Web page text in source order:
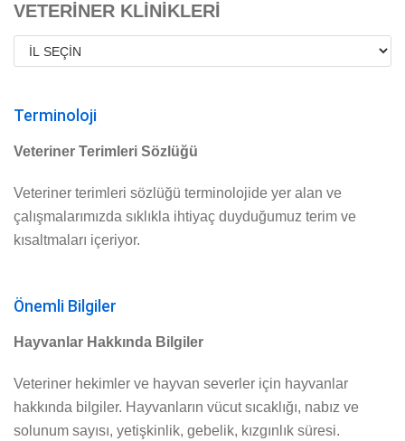
VETERİNER KLİNİKLERİ
Terminoloji
Veteriner Terimleri Sözlüğü
Veteriner terimleri sözlüğü terminolojide yer alan ve
çalışmalarımızda sıklıkla ihtiyaç duyduğumuz terim ve
kısaltmaları içeriyor.
Önemli Bilgiler
Hayvanlar Hakkında Bilgiler
Veteriner hekimler ve hayvan severler için hayvanlar
hakkında bilgiler. Hayvanların vücut sıcaklığı, nabız ve
solunum sayısı, yetişkinlik, gebelik, kızgınlık süresi.